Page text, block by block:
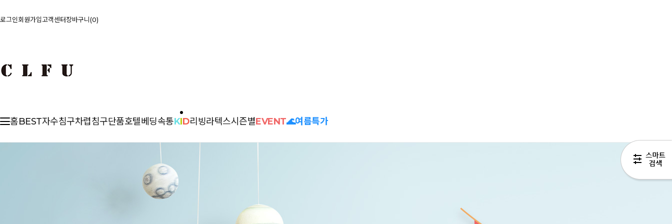
로그인회원가입고객센터장바구니 0
홈BEST자수침구차렵침구단품호텔베딩속통KID리빙라텍스시즌별EVENT🌊여름특가